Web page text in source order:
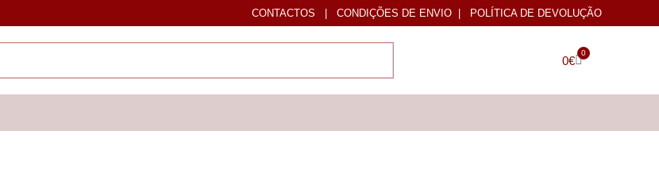
CONTACTOS | CONDIÇÕES DE ENVIO | POLÍTICA DE DEVOLUÇÃO
0€
0